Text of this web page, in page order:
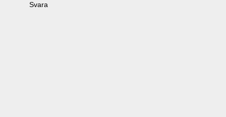
Svara